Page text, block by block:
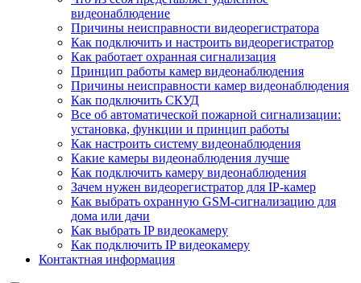
видеонаблюдение
Причины неисправности видеорегистратора
Как подключить и настроить видеорегистратор
Как работает охранная сигнализация
Принцип работы камер видеонаблюдения
Причины неисправности камер видеонаблюдения
Как подключить СКУД
Все об автоматической пожарной сигнализации:
установка, функции и принцип работы
Как настроить систему видеонаблюдения
Какие камеры видеонаблюдения лучше
Как подключить камеру видеонаблюдения
Зачем нужен видеорегистратор для IP-камер
Как выбрать охранную GSM-сигнализацию для
дома или дачи
Как выбрать IP видеокамеру
Как подключить IP видеокамеру
Контактная информация